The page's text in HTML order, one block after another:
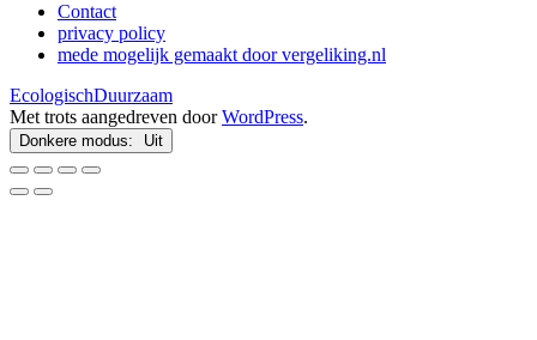
Contact
privacy policy
mede mogelijk gemaakt door vergeliking.nl
EcologischDuurzaam
Met trots aangedreven doorWordPress.
Donkere modus: